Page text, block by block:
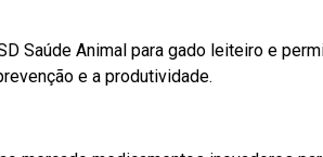
Saúde Animal para gado leiteiro e
e a produtividade.